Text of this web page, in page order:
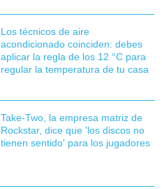
Los técnicos de aire
acondicionado coinciden: debes
aplicar la regla de los 12 °C para
regular la temperatura de tu casa
Take-Two, la empresa matriz de
Rockstar, dice que 'los discos no
tienen sentido' para los jugadores